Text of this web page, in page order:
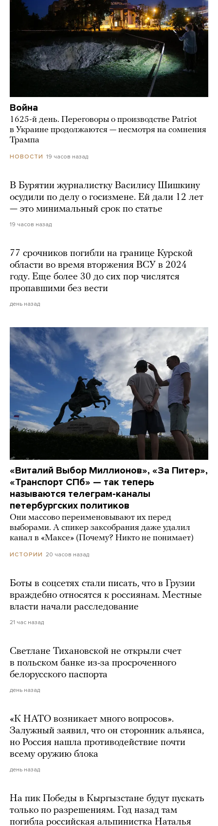
Война
1625-й день. Переговоры о производстве Patriot
в Украине продолжаются — несмотря на сомнения
Трампа
НОВОСТИ 19 часов назад
В Бурятии журналистку Василису Шишкину
осудили по делу о госизмене. Ей дали 12 лет
— это минимальный срок по статье
19 часов назад
77 срочников погибли на границе Курской
области во время вторжения ВСУ в 2024
году. Еще более 30 до сих пор числятся
пропавшими без вести
день назад
«Виталий Выбор Миллионов», «За Питер»,
«Транспорт СПб» — так теперь
называются телеграм-каналы
петербургских политиков
Они массово переименовывают их перед
выборами. А спикер заксобрания даже удалил
канал в «Максе» (Почему? Никто не понимает)
ИСТОРИИ 20 часов назад
Боты в соцсетях стали писать, что в Грузии
враждебно относятся к россиянам. Местные
власти начали расследование
21 час назад
Светлане Тихановской не открыли счет
в польском банке из-за просроченного
белорусского паспорта
день назад
«К НАТО возникает много вопросов».
Залужный заявил, что он сторонник альянса,
но Россия нашла противодействие почти
всему оружию блока
день назад
На пик Победы в Кыргызстане будут пускать
только по разрешениям. Год назад там
погибла российская альпинистка Наталья